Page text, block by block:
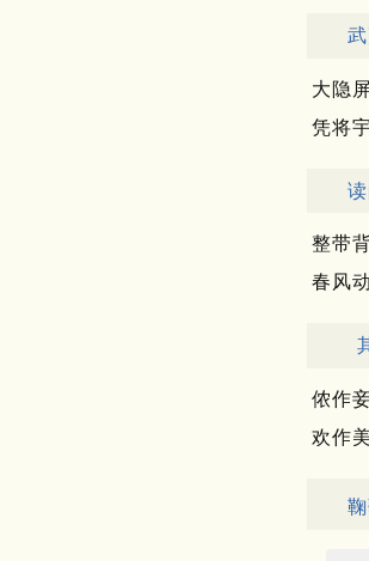
大隐
凭将
整带
春风
侬作
欢作